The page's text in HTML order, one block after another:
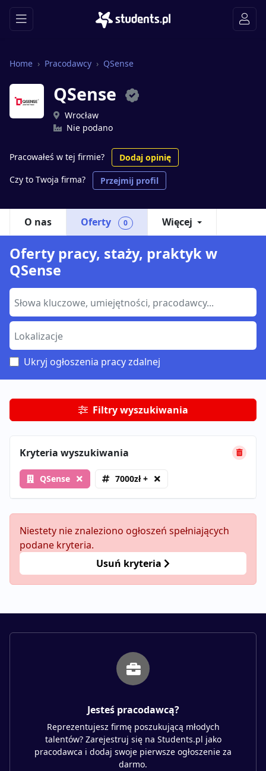
Home Pracodawcy QSense
QSense
Wrocław
Nie podano
Pracowałeś w tej firmie?
Dodaj opinię
Czy to Twoja firma?
Przejmij profil
O nas Oferty 0 Więcej
Oferty pracy, staży, praktyk w
QSense
Ukryj ogłoszenia pracy zdalnej
Filtry wyszukiwania
Kryteria wyszukiwania
QSense 7000zł +
Niestety nie znaleziono ogłoszeń spełniających
podane kryteria.
Usuń kryteria
Jesteś pracodawcą?
Reprezentujesz firmę poszukującą młodych
talentów? Zarejestruj się na Students.pl jako
pracodawca i dodaj swoje pierwsze ogłoszenie za
darmo.